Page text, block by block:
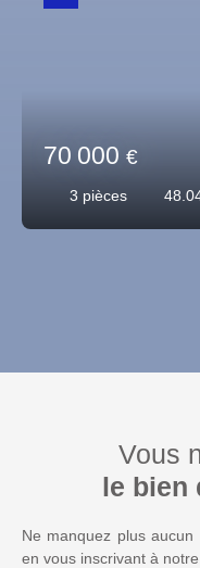
70 000 €
3 pièces
Vous
le bien
Ne manquez plus
en vous inscrivant à